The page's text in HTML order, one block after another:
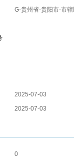
G-贵州省-贵阳市-市
2025-07-03
2025-07-03
0